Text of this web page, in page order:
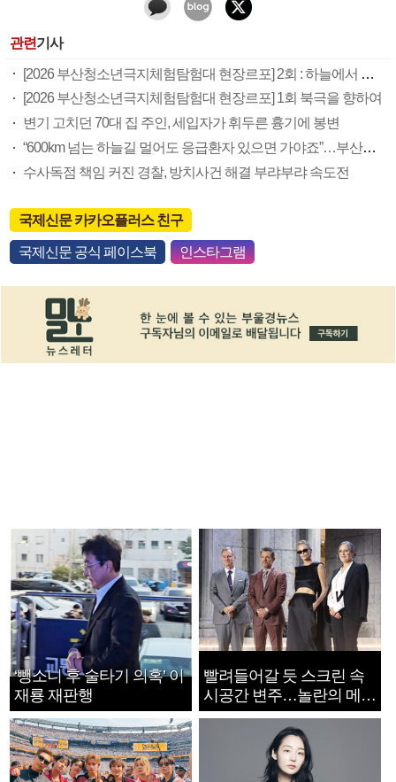
관련기사
[2026 부산청소년극지체험탐험대 현장르포] 2회 : 하늘에서 만난 얼음의 나라
[2026 부산청소년극지체험탐험대 현장르포] 1회 북극을 향하여
변기 고치던 70대 집 주인, 세입자가 휘두른 흉기에 봉변
“600km 넘는 하늘길 멀어도 응급환자 있으면 가야죠”…부산소방항공대 활약상 눈길
수사독점 책임 커진 경찰, 방치사건 해결 부랴부랴 속도전
국제신문 카카오플러스 친구
국제신문 공식 페이스북 인스타그램
‘뺑소니 후 술타기 의혹’ 이
재룡 재판행
빨려들어갈 듯 스크린 속
시공간 변주…놀란의 메시
지는 ‘전쟁 속죄’